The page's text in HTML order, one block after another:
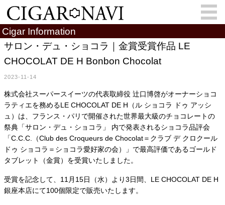
会員登録 お問い合わせ サインイン
Cigar Information Cigar Column
Memorandum 葉巻人
Cigar Map
Cigar Information
サロン・デュ・ショコラ｜金賞受賞作品 LE
CHOCOLAT DE H Bonbon Chocolat
2023-11-14
株式会社スーパースイーツの代表取締役 辻󠄀口博啓がオーナーショコ
ラティエを務めるLE CHOCOLAT DE H（ル ショコラ ドゥ アッシ
ュ）は、フランス・パリで開催された世界最大級のチョコレートの
祭典「サロン・デュ・ショコラ」 内で発表されるショコラ品評会
「C.C.C.（Club des Croqueurs de Chocolat＝クラブ デ クロクール
ドゥ ショコラ＝ショコラ愛好家の会）」で最高評価であるゴールド
タブレット（金賞）を受賞いたしました。
受賞を記念して、11月15日（水）より3日間、LE CHOCOLAT DE H
銀座本店にて100個限定で販売いたします。